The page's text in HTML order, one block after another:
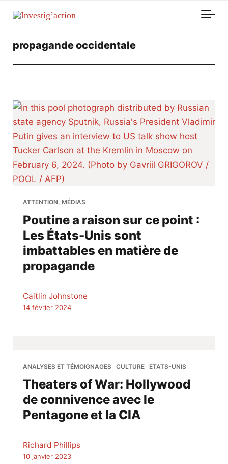
propagande occidentale
ATTENTION, MÉDIAS
Poutine a raison sur ce point :
Les États-Unis sont
imbattables en matière de
propagande
Caitlin Johnstone
14 février 2024
ANALYSES ET TÉMOIGNAGES CULTURE ETATS-UNIS
Theaters of War: Hollywood
de connivence avec le
Pentagone et la CIA
Richard Phillips
10 janvier 2023